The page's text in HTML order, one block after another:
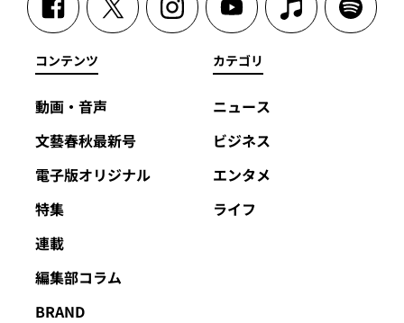
コンテンツ
動画・音声
文藝春秋最新号
電子版オリジナル
特集
連載
編集部コラム
BRAND
カテゴリ
ニュース
ビジネス
エンタメ
ライフ